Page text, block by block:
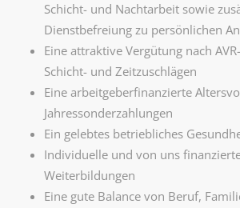
Schicht- und Nachtarbeit sowie
Dienstbefreiung zu persönlichen
Eine attraktive Vergütung nach
Schicht- und Zeitzuschlägen
Eine arbeitgeberfinanzierte
Jahressonderzahlungen
Ein gelebtes betriebliches
Individuelle und von uns
Weiterbildungen
Eine gute Balance von Beruf,